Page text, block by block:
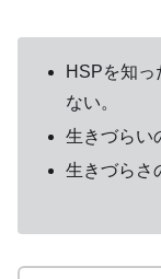
HSPを知っ
ない。
生きづらい
生きづらさ